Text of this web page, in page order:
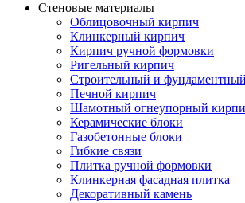
Стеновые материалы
Облицовочный кирпич
Клинкерный кирпич
Кирпич ручной формовки
Ригельный кирпич
Строительный и
Печной кирпич
Шамотный огнеупорный
Керамические блоки
Газобетонные блоки
Гибкие связи
Плитка ручной формовки
Клинкерная фасадная плитка
Декоративный камень